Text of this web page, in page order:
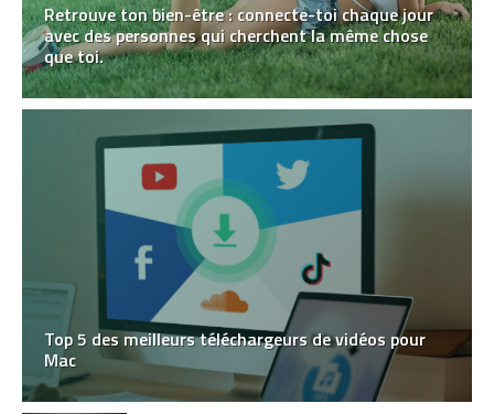
Retrouve ton bien-être : connecte-toi chaque jour
avec des personnes qui cherchent la même chose
que toi.
Top 5 des meilleurs téléchargeurs de vidéos pour
Mac